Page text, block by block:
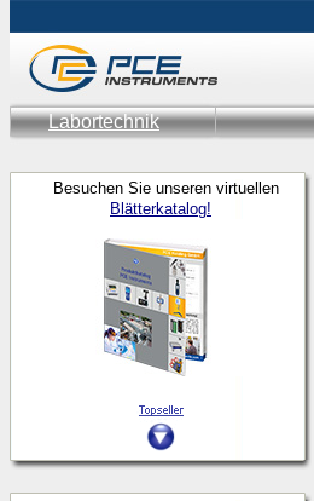
Labortechnik
Besuchen Sie unseren virtuellen
Blätterkatalog!